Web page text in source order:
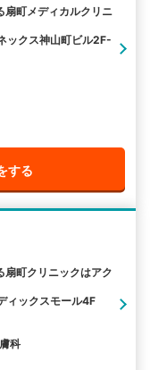
扇町メディカルクリニ
ックス神山町ビル2F-
する
町クリニックはアク
ィックスモール4F
科